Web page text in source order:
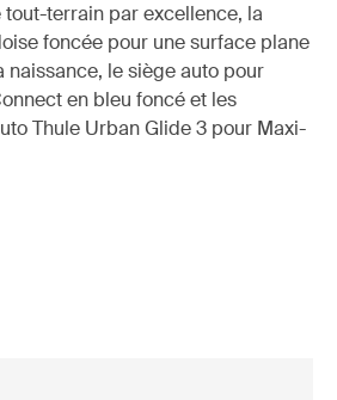
terrain par excellence, la
foncée pour une surface plane
le siège auto pour
en bleu foncé et les
Thule Urban Glide 3 pour Maxi-